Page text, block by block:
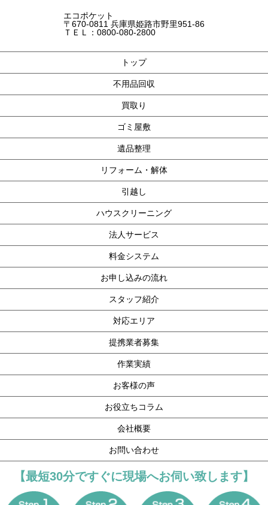
エコポケット
〒670-0811 兵庫県姫路市野里951-86
ＴＥＬ：0800-080-2800
トップ
不用品回収
買取り
ゴミ屋敷
遺品整理
リフォーム・解体
引越し
ハウスクリーニング
法人サービス
料金システム
お申し込みの流れ
スタッフ紹介
対応エリア
提携業者募集
作業実績
お客様の声
お役立ちコラム
会社概要
お問い合わせ
【最短30分ですぐに現場へお伺い致します】